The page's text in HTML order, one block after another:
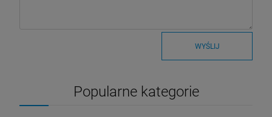
WYŚLIJ
Popularne kategorie